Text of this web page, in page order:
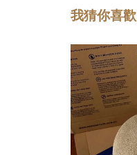
我猜你喜歡